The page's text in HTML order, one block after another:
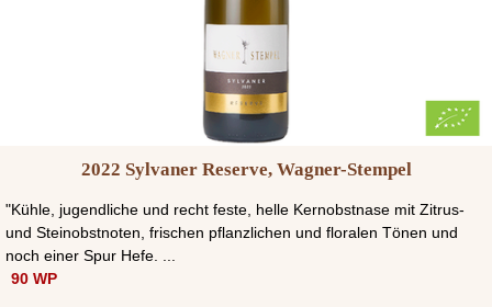
2022 Sylvaner Reserve, Wagner-Stempel
"Kühle, jugendliche und recht feste, helle Kernobstnase mit Zitrus-
und Steinobstnoten, frischen pflanzlichen und floralen Tönen und
noch einer Spur Hefe. ...
90 WP